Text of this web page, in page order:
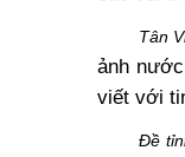
Tân
ảnh
viết với
Đề